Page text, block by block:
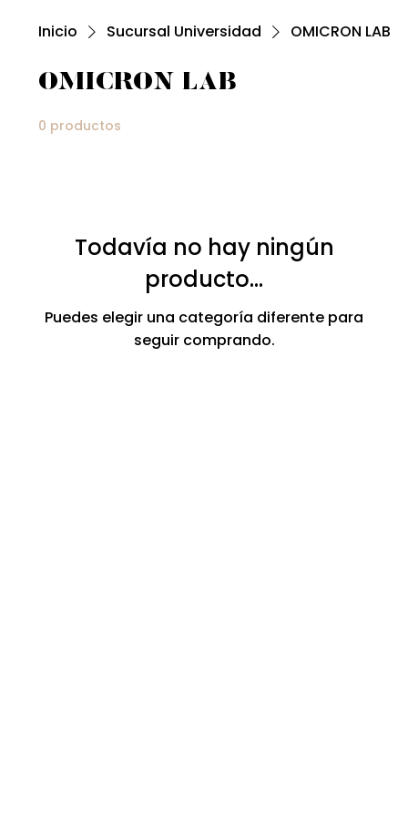
Inicio Sucursal Universidad OMICRON LAB
OMICRON LAB
0 productos
Todavía no hay ningún
producto...
Puedes elegir una categoría diferente para
seguir comprando.